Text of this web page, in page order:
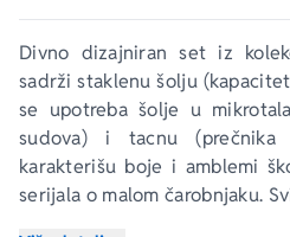
Divno dizajniran set iz
sadrži staklenu šolju
se upotreba šolje u
sudova) i tacnu
karakterišu boje i amblemi
serijala o malom čarobnjaku.